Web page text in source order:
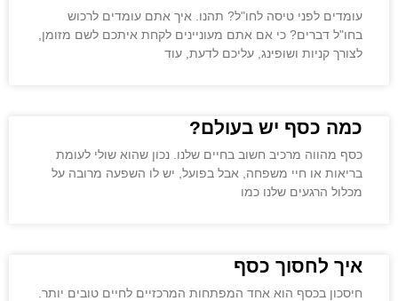
עומדים לפני טיסה לחו"ל? תהנו. איך אתם עומדים לרכוש
בחו"ל דברים? כי אם אתם מעוניינים לקחת איתכם לשם מזומן,
לצורך קניות ושופינג, עליכם לדעת, עוד
כמה כסף יש בעולם?
כסף מהווה מרכיב חשוב בחיים שלנו. נכון שהוא שולי לעומת
בריאות או חיי משפחה, אבל בפועל, יש לו השפעה מרובה על
מכלול הרגעים שלנו כמו
איך לחסוך כסף
חיסכון בכסף הוא אחד המפתחות המרכזיים לחיים טובים יותר.